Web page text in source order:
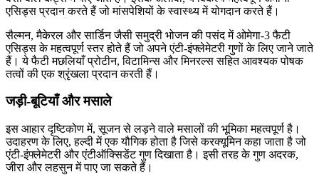
एसिड्स प्रदान करते हैं जो मांसपेशियों के स्वास्थ्य में योगदान करते हैं।
सैल्मन, मैकेरल और सार्डिन जैसी समुद्री भोजन की पसंद में ओमेगा-3 फैटी
एसिड्स के महत्वपूर्ण स्तर होते हैं जो अपने एंटी-इंफ्लेमेटरी गुणों के लिए जाने जाते
हैं। ये फैटी मछलियाँ प्रोटीन, विटामिन्स और मिनरल्स सहित आवश्यक पोषक
तत्वों की एक श्रृंखला प्रदान करती हैं।
जड़ी-बूटियाँ और मसाले
इस आहार दृष्टिकोण में, सूजन से लड़ने वाले मसालों की भूमिका महत्वपूर्ण है।
उदाहरण के लिए, हल्दी में एक यौगिक होता है जिसे करक्यूमिन कहा जाता है जो
एंटी-इंफ्लेमेटरी और एंटीऑक्सिडेंट गुण दिखाता है। इसी तरह के गुण अदरक,
जीरा और लहसुन में पाए जा सकते हैं।